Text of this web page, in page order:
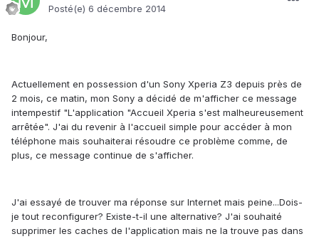
Posté(e) 6 décembre 2014
Bonjour,
Actuellement en possession d'un Sony Xperia Z3 depuis près de
2 mois, ce matin, mon Sony a décidé de m'afficher ce message
intempestif "L'application "Accueil Xperia s'est malheureusement
arrêtée". J'ai du revenir à l'accueil simple pour accéder à mon
téléphone mais souhaiterai résoudre ce problème comme, de
plus, ce message continue de s'afficher.
J'ai essayé de trouver ma réponse sur Internet mais peine...Dois-
je tout reconfigurer? Existe-t-il une alternative? J'ai souhaité
supprimer les caches de l'application mais ne la trouve pas dans